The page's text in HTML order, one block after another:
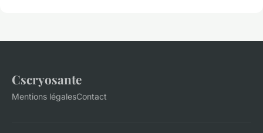
Cscryosante
Mentions légalesContact